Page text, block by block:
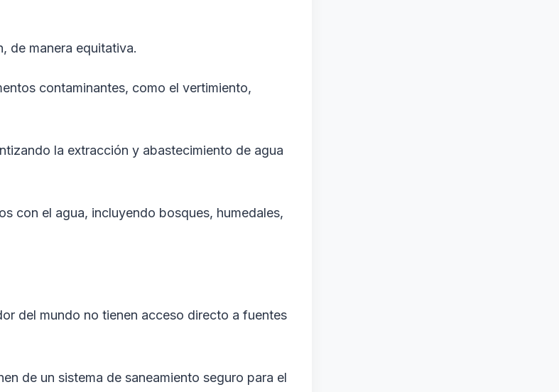
de manera equitativa.
contaminantes, como el vertimiento,
la extracción y abastecimiento de agua
con el agua, incluyendo bosques, humedales,
del mundo no tienen acceso directo a fuentes
de un sistema de saneamiento seguro para el